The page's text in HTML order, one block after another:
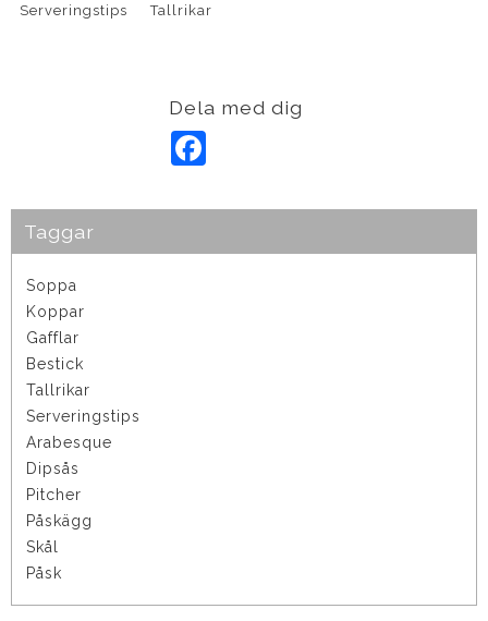
Taggar
Soppa
Koppar
Gafflar
Bestick
Tallrikar
Serveringstips
Arabesque
Dipsås
Pitcher
Påskägg
Skål
Påsk
Serveringstips Tallrikar
Dela med dig
F
b